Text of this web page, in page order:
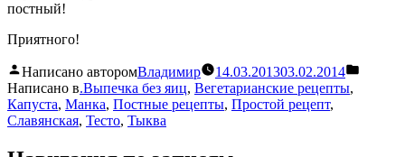
постный!
Приятного!
Написано авторомВладимир 14.03.201303.02.2014
Написано в.Выпечка без яиц, Вегетарианские рецепты,
Капуста, Манка, Постные рецепты, Простой рецепт,
Славянская, Тесто, Тыква